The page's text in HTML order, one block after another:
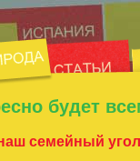
будет
семейный